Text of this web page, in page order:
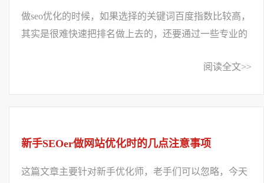
做seo优化的时候，如果选择的关键词百度指数比较高，
其实是很难快速把排名做上去的，还要通过一些专业的
阅读全文>>
新手SEOer做网站优化时的几点注意事项
这篇文章主要针对新手优化师，老手们可以忽略，今天